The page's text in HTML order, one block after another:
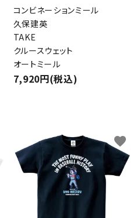
コンビネーションミール
久保建英
TAKE
クルースウェット
オートミール
7,920円(税込)
favorite